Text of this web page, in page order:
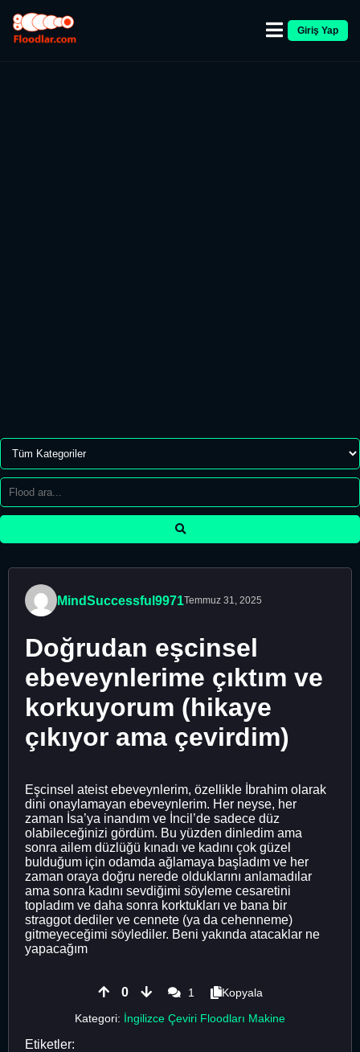
Giriş Yap
MindSuccessful9971Temmuz 31, 2025
Doğrudan eşcinsel
ebeveynlerime çıktım ve
korkuyorum (hikaye
çıkıyor ama çevirdim)
Eşcinsel ateist ebeveynlerim, özellikle İbrahim olarak
dini onaylamayan ebeveynlerim. Her neyse, her
zaman İsa’ya inandım ve İncil’de sadece düz
olabileceğinizi gördüm. Bu yüzden dinledim ama
sonra ailem düzlüğü kınadı ve kadını çok güzel
bulduğum için odamda ağlamaya başladım ve her
zaman oraya doğru nerede olduklarını anlamadılar
ama sonra kadını sevdiğimi söyleme cesaretini
topladım ve daha sonra korktukları ve bana bir
straggot dediler ve cennete (ya da cehenneme)
gitmeyeceğimi söylediler. Beni yakında atacaklar ne
yapacağım
0 1
Kopyala
Kategori: İngilizce Çeviri Floodları Makine
Etiketler: